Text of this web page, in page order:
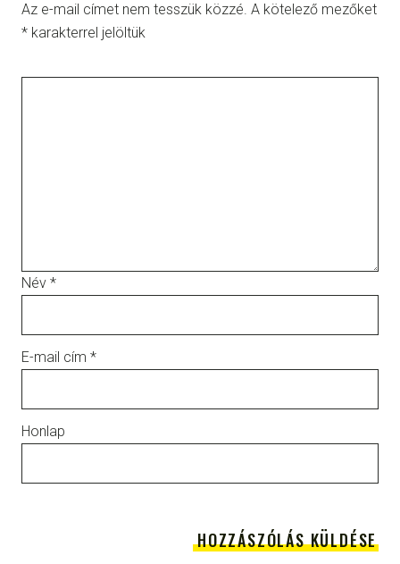
Az e-mail címet nem tesszük közzé. A kötelező mezőket
* karakterrel jelöltük
Név *
E-mail cím *
Honlap